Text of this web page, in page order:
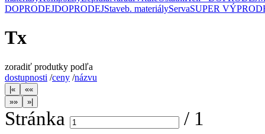
DOPRODEJDOPRODEJStaveb. materiályServaSUPER
Tx
zoradiť produtky podľa
dostupnosti /ceny /názvu
Stránka / 1